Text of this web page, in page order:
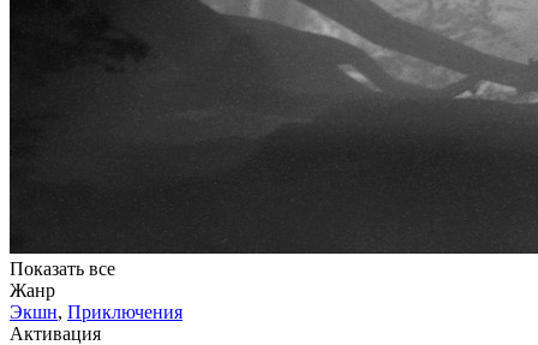
Показать все
Жанр
Экшн, Приключения
Активация